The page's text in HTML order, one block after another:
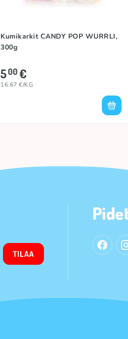
Kumikarkit CANDY POP WURRLI,
300g
500€
16.67 €/KG
TILAA